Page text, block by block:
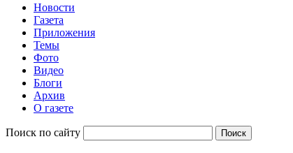
Новости
Газета
Приложения
Темы
Фото
Видео
Блоги
Архив
О газете
Поиск по сайту